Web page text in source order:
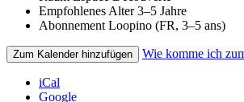
Empfohlenes Alter 3–5 Jahre
Abonnement Loopino (FR, 3–5 ans)
Zum Kalender hinzufügen Wie komme ich
iCal
Google